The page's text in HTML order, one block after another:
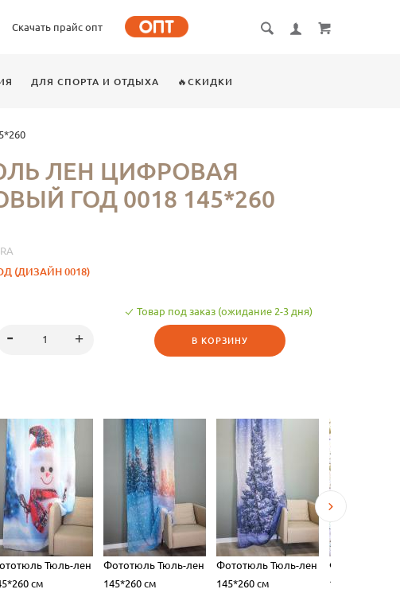
Скачать прайс опт
ДЛЯ СПОРТА И ОТДЫХА 🔥СКИДКИ
ЛЕН ЦИФРОВАЯ
ГОД 0018 145*260
(ДИЗАЙН 0018)
Товар под заказ (ожидание 2-3 дня)
В КОРЗИНУ
Тюль-лен
см
Фототюль Тюль-лен
145*260 см
Фототюль Тюль-лен
145*260 см
Фототюль
145*260 см